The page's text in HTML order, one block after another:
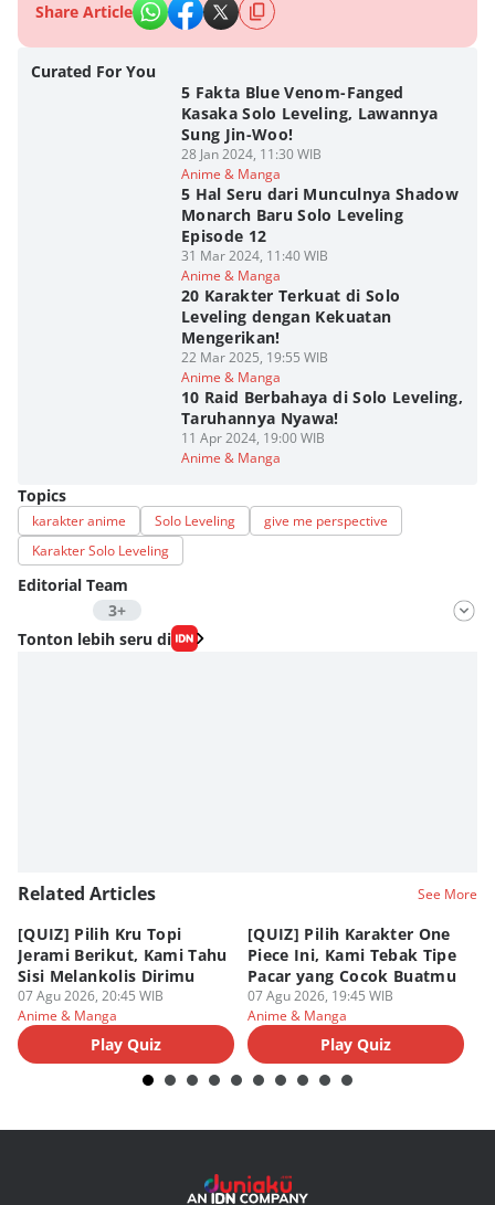
Share Article
Curated For You
5 Fakta Blue Venom-Fanged
Kasaka Solo Leveling, Lawannya
Sung Jin-Woo!
28 Jan 2024, 11:30 WIB
Anime & Manga
5 Hal Seru dari Munculnya Shadow
Monarch Baru Solo Leveling
Episode 12
31 Mar 2024, 11:40 WIB
Anime & Manga
20 Karakter Terkuat di Solo
Leveling dengan Kekuatan
Mengerikan!
22 Mar 2025, 19:55 WIB
Anime & Manga
10 Raid Berbahaya di Solo Leveling,
Taruhannya Nyawa!
11 Apr 2024, 19:00 WIB
Anime & Manga
Topics
karakter anime Solo Leveling
give me perspective
Karakter Solo Leveling
Editorial Team
3+
Editor
Tonton lebih seru di
Related Articles See More
[QUIZ] Pilih Kru Topi
Jerami Berikut, Kami Tahu
Sisi Melankolis Dirimu
07 Agu 2026, 20:45 WIB
Anime & Manga
Play Quiz
[QUIZ] Pilih Karakter One
Piece Ini, Kami Tebak Tipe
Pacar yang Cocok Buatmu
07 Agu 2026, 19:45 WIB
Anime & Manga
Play Quiz